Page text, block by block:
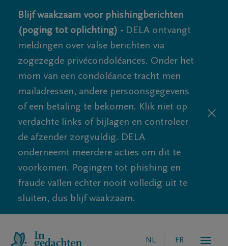
Blijf waakzaam voor phishingberichten
(poging tot oplichting) - DELA ontvangt
meldingen over valse berichten via
zogezegde privécondoléances. Onder het
mom van een condoléance tracht men
mailadressen, andere persoonsgegevens
of een betaling te bekomen. Klik niet op
verdachte links of bijlagen en controleer
de afzender zorgvuldig. DELA
onderneemt meerdere acties om dit te
voorkomen. Pogingen tot phishing en
fraude vallen echter nooit volledig uit te
sluiten, dus blijf waakzaam.
NL FR